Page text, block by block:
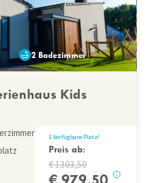
2 Badezimmer
Kids
1Verfügbare Platz!
Preis ab:
1303,50
979,50 i